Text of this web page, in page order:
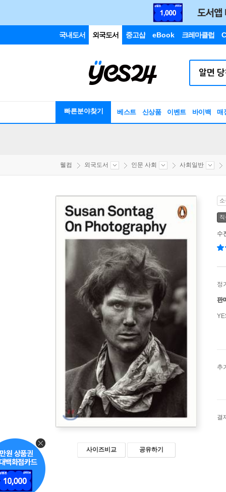
국내도서 외국도서 중고샵 eBook 크레마클럽
빠른분야찾기 베스트 신상품 이벤트 바이백 매
웰컴 외국도서 인문 사회 사회일반
사이즈비교 공유하기
수
정
판
추
결